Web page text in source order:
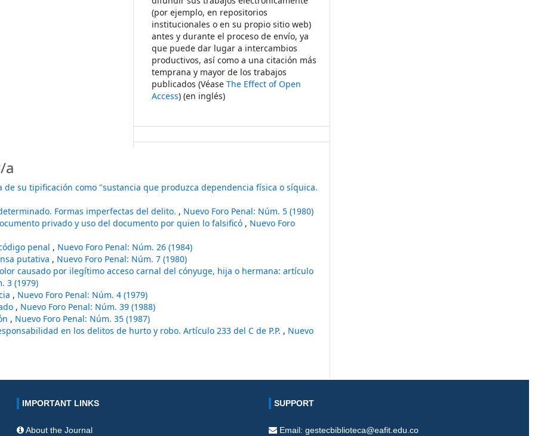
(por ejemplo, en repositorios
institucionales o en su propio sitio web)
antes y durante el proceso de envío, ya
que puede dar lugar a intercambios
productivos, así como a una citación más
temprana y mayor de los trabajos
publicados (VéaseThe Effect of Open
Access) (en inglés)
a
de su tipificación como "sustancia que produzca dependencia física o síquica.
Formas imperfectas del delito. , Nuevo Foro Penal: Núm. 5 (1980)
privado y uso del documento por quien lo falsificó , Nuevo Foro
penal , Nuevo Foro Penal: Núm. 26 (1984)
putativa , Nuevo Foro Penal: Núm. 7 (1980)
causado por ilegítimo acceso carnal del cónyuge, hija o hermana: artículo
3 (1979)
, Nuevo Foro Penal: Núm. 4 (1979)
, Nuevo Foro Penal: Núm. 39 (1988)
, Nuevo Foro Penal: Núm. 35 (1987)
en los delitos de hurto y robo. Artículo 233 del C de P.P. , Nuevo
IMPORTANT LINKS
About the Journal
SUPPORT
Email: gestecbiblioteca@eafit.edu.co